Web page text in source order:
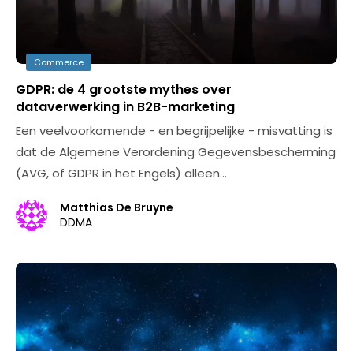
Commerce
GDPR: de 4 grootste mythes over
dataverwerking in B2B-marketing
Een veelvoorkomende - en begrijpelijke - misvatting is
dat de Algemene Verordening Gegevensbescherming
(AVG, of GDPR in het Engels) alleen…
Matthias De Bruyne
DDMA